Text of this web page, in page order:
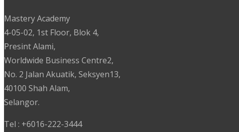
Mastery Academy
4-05-02, 1st Floor, Blok 4,
Presint Alami,
Worldwide Business Centre2,
No. 2 Jalan Akuatik, Seksyen13,
40100 Shah Alam,
Selangor.
Tel : +6016-222-3444